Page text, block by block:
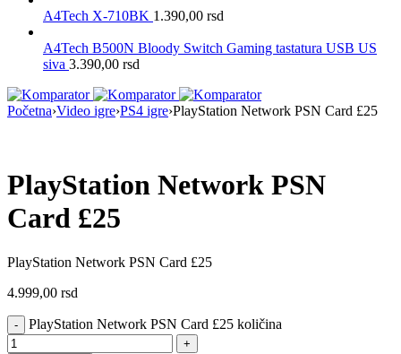
A4Tech X-710BK 1.390,00 rsd
A4Tech B500N Bloody Switch Gaming tastatura USB US
siva 3.390,00 rsd
Početna›Video igre›PS4 igre›PlayStation Network PSN Card £25
PlayStation Network PSN
Card £25
PlayStation Network PSN Card £25
4.999,00 rsd
PlayStation Network PSN Card £25 količina